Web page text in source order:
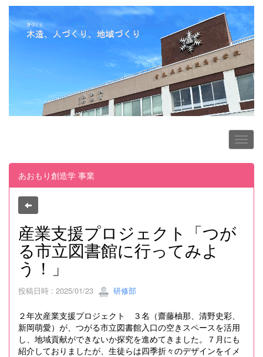
あおもり創造学 事業
産業支援プロジェクト「つが
る市立図書館に行ってみよ
う！」
投稿日時 : 2025/01/23 研修部
２年次産業支援プロジェクト ３名（齋藤柚那、清野史彩、
新岡萌愛）が、つがる市立図書館入口の空きスペースを活用
し、地域貢献ができないか探究を進めてきました。７月にも
紹介しておりましたが、生徒らは四季折々のデザインをイメ